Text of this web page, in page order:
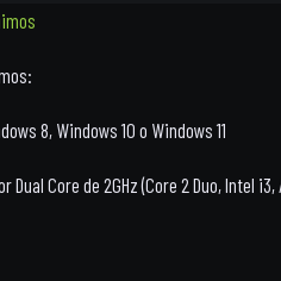
8, Windows 10 o Windows 11
Dual Core de 2GHz (Core 2 Duo, Intel i3,